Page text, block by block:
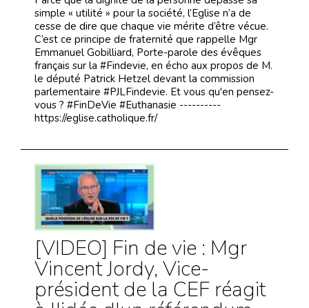
simple « utilité » pour la société, l’Eglise n’a de
cesse de dire que chaque vie mérite d’être vécue.
C’est ce principe de fraternité que rappelle Mgr
Emmanuel Gobilliard, Porte-parole des évêques
français sur la #Findevie, en écho aux propos de M.
le député Patrick Hetzel devant la commission
parlementaire #PJLFindevie. Et vous qu'en pensez-
vous ? #FinDeVie #Euthanasie ----------
https://eglise.catholique.fr/
[VIDEO] Fin de vie : Mgr
Vincent Jordy, Vice-
président de la CEF réagit